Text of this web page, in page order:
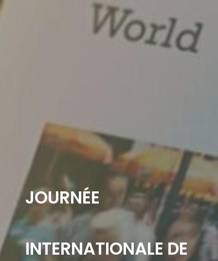
JOURNÉE
INTERNATIONALE DE